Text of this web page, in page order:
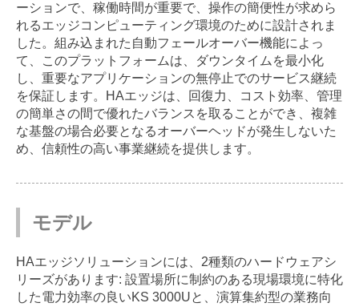
ーションで、稼働時間が重要で、操作の簡便性が求めら
れるエッジコンピューティング環境のために設計されま
した。組み込まれた自動フェールオーバー機能によっ
て、このプラットフォームは、ダウンタイムを最小化
し、重要なアプリケーションの無停止でのサービス継続
を保証します。HAエッジは、回復力、コスト効率、管理
の簡単さの間で優れたバランスを取ることができ、複雑
な基盤の場合必要となるオーバーヘッドが発生しないた
め、信頼性の高い事業継続を提供します。
モデル
HAエッジソリューションには、2種類のハードウェアシ
リーズがあります: 設置場所に制約のある現場環境に特化
した電力効率の良いKS 3000Uと、演算集約型の業務向